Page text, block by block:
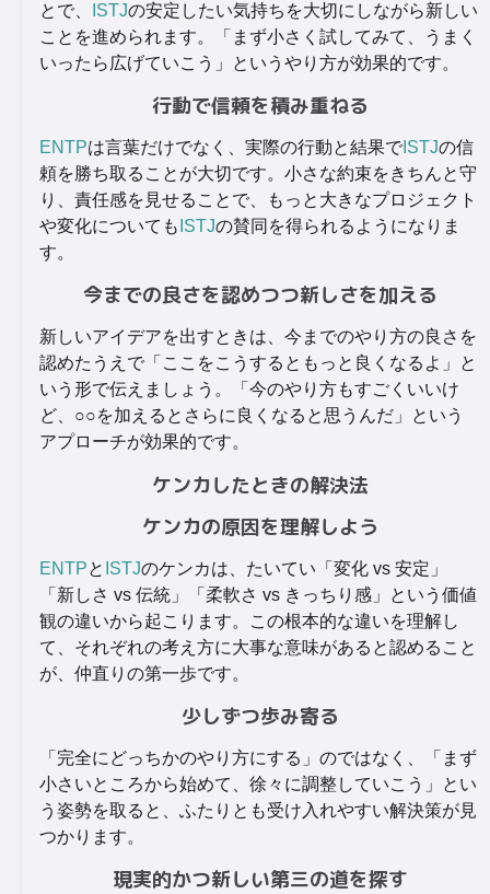
とで、
ISTJの安定したい気持ちを大切にしながら新しい
ことを進められます。「まず小さく試してみて、うまく
いったら広げていこう」というやり方が効果的です。
行動で信頼を積み重ねる
ENTPは言葉だけでなく、実際の行動と結果で ISTJの信
頼を勝ち取ることが大切です。小さな約束をきちんと守
り、責任感を見せることで、もっと大きなプロジェクト
や変化についても ISTJの賛同を得られるようになりま
す。
今までの良さを認めつつ新しさを加える
新しいアイデアを出すときは、今までのやり方の良さを
認めたうえで「ここをこうするともっと良くなるよ」と
いう形で伝えましょう。「今のやり方もすごくいいけ
ど、○○を加えるとさらに良くなると思うんだ」という
アプローチが効果的です。
ケンカしたときの解決法
ケンカの原因を理解しよう
ENTPと ISTJのケンカは、たいてい「変化 vs 安定」
「新しさ vs 伝統」「柔軟さ vs きっちり感」という価値
観の違いから起こります。この根本的な違いを理解し
て、それぞれの考え方に大事な意味があると認めること
が、仲直りの第一歩です。
少しずつ歩み寄る
「完全にどっちかのやり方にする」のではなく、「まず
小さいところから始めて、徐々に調整していこう」とい
う姿勢を取ると、ふたりとも受け入れやすい解決策が見
つかります。
現実的かつ新しい第三の道を探す